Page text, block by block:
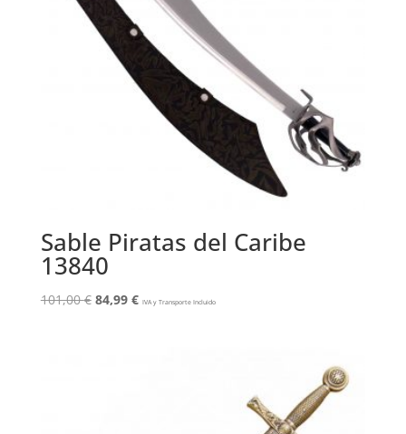
Sable Piratas del Caribe
13840
101,00€ El
84,99 €ElIVA y Transporte Incluido